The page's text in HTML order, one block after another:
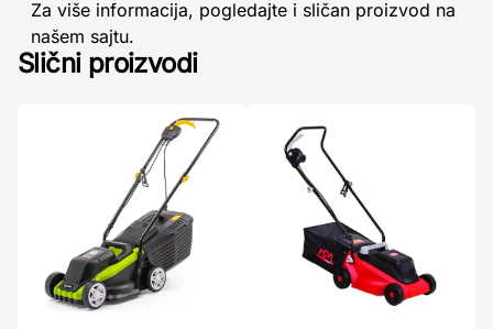
Za više informacija, pogledajte i sličan proizvod na
našem sajtu.
Slični proizvodi